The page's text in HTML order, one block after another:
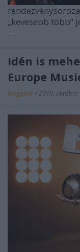
„kevesebb több”
...
Idén is
Europe
lánggitár • 2010. október